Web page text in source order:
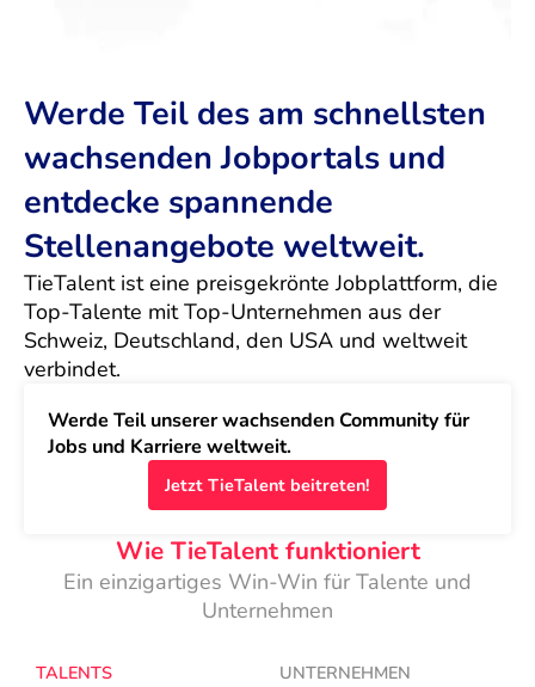
Werde Teil des am schnellsten
wachsenden Jobportals und
entdecke spannende
Stellenangebote weltweit.
TieTalent ist eine preisgekrönte Jobplattform, die
Top-Talente mit Top-Unternehmen aus der
Schweiz, Deutschland, den USA und weltweit
verbindet.
Werde Teil unserer wachsenden Community für
Jobs und Karriere weltweit.
Jetzt TieTalent beitreten!
Wie TieTalent funktioniert
Ein einzigartiges Win-Win für Talente und
Unternehmen
TALENTS UNTERNEHMEN